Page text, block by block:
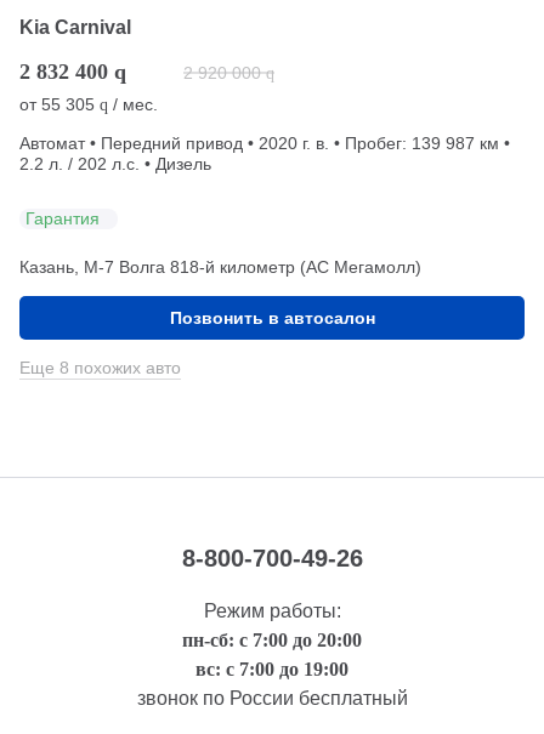
Kia Carnival
2 832 400 q 2 920 000 q
от55 305 q / мес.
Автомат • Передний привод • 2020 г. в. • Пробег: 139 987 км •
2.2 л. / 202 л.с. • Дизель
Гарантия
Казань, М-7 Волга 818-й километр (АС Мегамолл)
Позвонить в автосалон
Еще 8 похожих авто
8-800-700-49-26
Режим работы:
пн-сб: с 7:00 до 20:00
вс: с 7:00 до 19:00
звонок по России бесплатный